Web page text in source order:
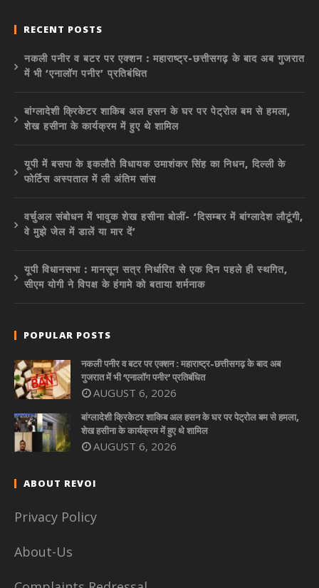
RECENT POSTS
नकली पनीर व बटर पर एक्शन : महाराष्ट्र-छत्तीसगढ़ के बाद अब गुजरात
में भी ‘एनालॉग पनीर’ प्रतिबंधित
बांग्लादेशी क्रिकेटर शाकिब अल हसन के घर पर पेट्रोल बम से हमला,
शेख हसीना के कार्यक्रम में हुए थे शामिल
यूपी में बसपा के इकलौते विधायक उमाशंकर सिंह का निधन, दिल्ली के
फोर्टिस अस्पताल में ली अंतिम सांस
वर्चुअल संबोधन में भावुक शेख हसीना बोलीं- ‘दिसम्बर में बांग्लादेश लौटूंगी,
वे मुझे जेल में डालें या मार दें’
यूपी विधानसभा : मानसून सत्र निर्धारित से एक दिन पहले ही स्थगित,
सीएम योगी ने विपक्ष के हंगामे को बताया शर्मनाक
POPULAR POSTS
नकली पनीर व बटर पर एक्शन : महाराष्ट्र-छत्तीसगढ़ के बाद अब
गुजरात में भी ‘एनालॉग पनीर’ प्रतिबंधित
AUGUST 6, 2026
बांग्लादेशी क्रिकेटर शाकिब अल हसन के घर पर पेट्रोल बम से हमला,
शेख हसीना के कार्यक्रम में हुए थे शामिल
AUGUST 6, 2026
ABOUT REVOI
Privacy Policy
About-Us